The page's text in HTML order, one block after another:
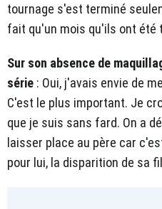
tournage s'est terminé
fait qu'un mois qu'ils ont été
Sur son absence de
série : Oui, j'avais envie de
C'est le plus important. Je
que je suis sans fard. On a
laisser place au père car
pour lui, la disparition de sa